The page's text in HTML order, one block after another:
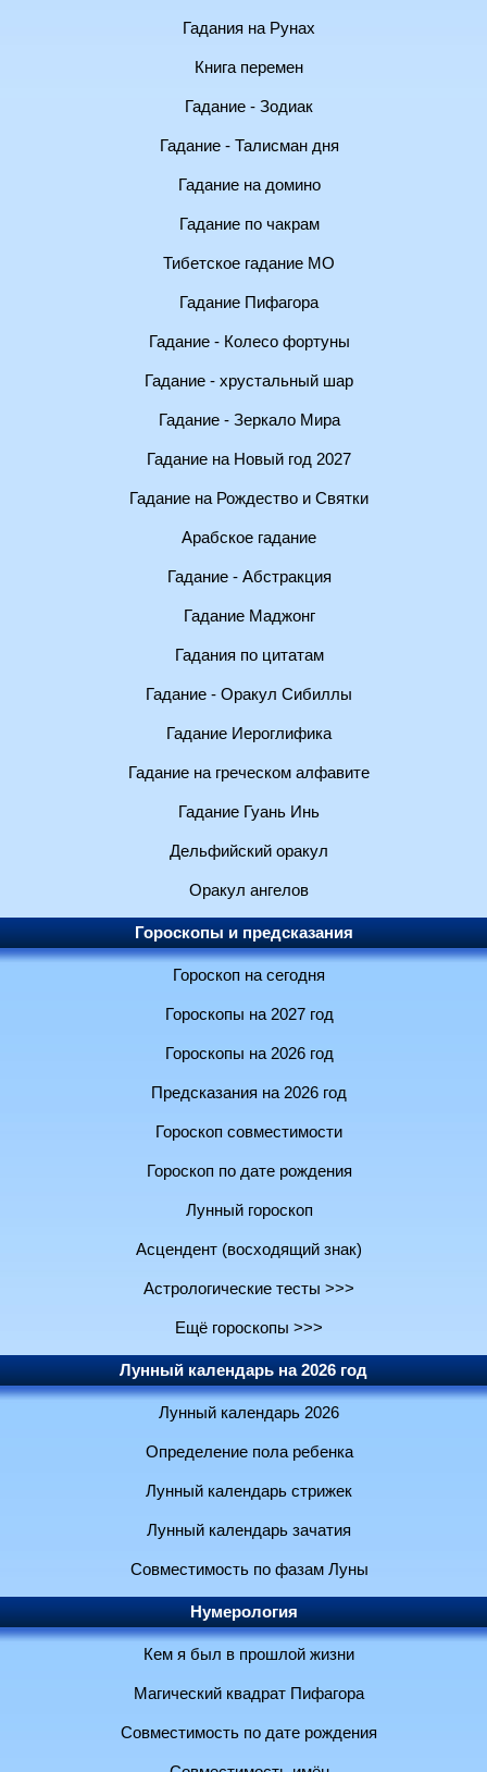
Гадания на Рунах
Книга перемен
Гадание - Зодиак
Гадание - Талисман дня
Гадание на домино
Гадание по чакрам
Тибетское гадание МО
Гадание Пифагора
Гадание - Колесо фортуны
Гадание - хрустальный шар
Гадание - Зеркало Мира
Гадание на Новый год 2027
Гадание на Рождество и Святки
Арабское гадание
Гадание - Абстракция
Гадание Маджонг
Гадания по цитатам
Гадание - Оракул Сибиллы
Гадание Иероглифика
Гадание на греческом алфавите
Гадание Гуань Инь
Дельфийский оракул
Оракул ангелов
Гороскопы и предсказания
Гороскоп на сегодня
Гороскопы на 2027 год
Гороскопы на 2026 год
Предсказания на 2026 год
Гороскоп совместимости
Гороскоп по дате рождения
Лунный гороскоп
Асцендент (восходящий знак)
Астрологические тесты >>>
Ещё гороскопы >>>
Лунный календарь на 2026 год
Лунный календарь 2026
Определение пола ребенка
Лунный календарь стрижек
Лунный календарь зачатия
Совместимость по фазам Луны
Нумерология
Кем я был в прошлой жизни
Магический квадрат Пифагора
Совместимость по дате рождения